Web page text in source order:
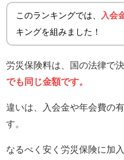
このランキングでは、 入会
キングを組みました！
労災保険料は、国の法律で
でも同じ金額です。
違いは、入会金や年会費の
す。
なるべく安く労災保険に加